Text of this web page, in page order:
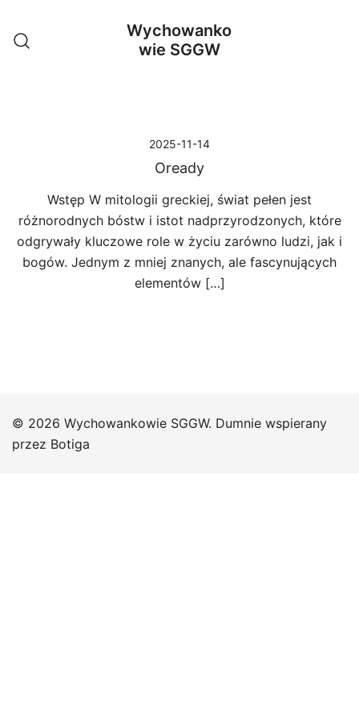
treści
Wychowanko
wie SGGW
2025-11-14
Oready
Wstęp W mitologii greckiej, świat pełen jest
różnorodnych bóstw i istot nadprzyrodzonych, które
odgrywały kluczowe role w życiu zarówno ludzi, jak i
bogów. Jednym z mniej znanych, ale fascynujących
elementów […]
© 2026 Wychowankowie SGGW. Dumnie wspierany
przez Botiga